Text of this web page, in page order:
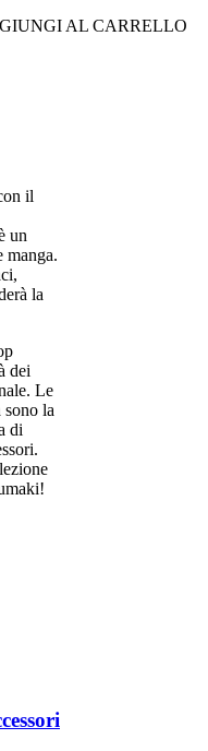
AL CARRELLO
il
un
manga.
la
dei
Le
la
di